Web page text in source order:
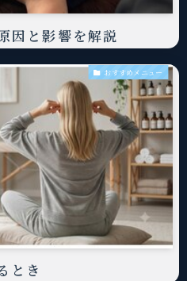
因と影響を解説
おすすめメニュー
とき